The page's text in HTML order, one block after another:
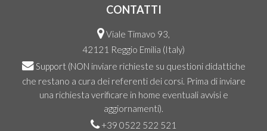
CONTATTI
Viale Timavo 93,
42121 Reggio Emilia (Italy)
Support (NON inviare richieste su questioni didattiche
che restano a cura dei referenti dei corsi. Prima di inviare
una richiesta verificare in home eventuali avvisi e
aggiornamenti).
+39 0522 522 521